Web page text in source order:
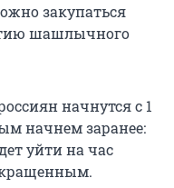
закупаться
шашлычного
начнутся с 1
начнем заранее:
уйти на час